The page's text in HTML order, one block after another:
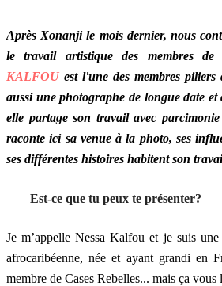
Après Xonanji le mois dernier, nous
le travail artistique des membres de
KALFOU est l'une des membres piliers
aussi une photographe de longue date
elle partage son travail avec
raconte ici sa venue à la photo, ses
ses différentes histoires habitent son
Est-ce que tu peux te présenter?
Je m’appelle Nessa Kalfou et je suis
afrocaribéenne, née et ayant grandi en
membre de Cases Rebelles... mais ça vous